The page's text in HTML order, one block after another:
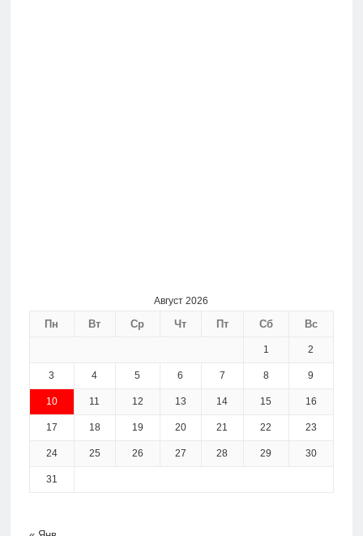
Август 2026
Пн Вт Ср Чт Пт Сб Вс
1 2
3 4 5 6 7 8 9
10 11 12 13 14 15 16
17 18 19 20 21 22 23
24 25 26 27 28 29 30
31